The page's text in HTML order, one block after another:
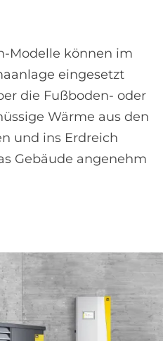
Modelle können im
eingesetzt
die Fußboden- oder
Wärme aus den
und ins Erdreich
Gebäude angenehm